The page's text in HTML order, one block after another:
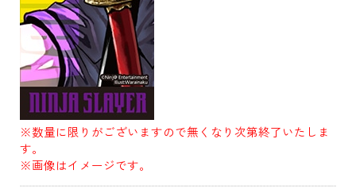
※数量に限りがございますので無くなり次第終了いたしま
す。
※画像はイメージです。